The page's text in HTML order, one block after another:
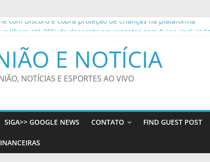
com Discord e cobra proteção de crianças na plataforma
parceria com Federação de Futebol de MS – CGNotícias
da Educação Infantil da Rede Municipal de João Pessoa
do Amanhã amplia experiências e leva time sub-14
E NOTÍCIA
NOTÍCIAS E ESPORTES AO VIVO
SIGA>> GOOGLE NEWS CONTATO FIND GUEST POST